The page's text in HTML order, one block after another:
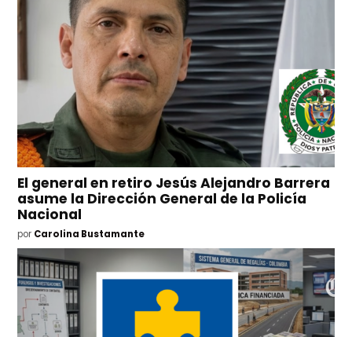
El general en retiro Jesús Alejandro Barrera
asume la Dirección General de la Policía
Nacional
por Carolina Bustamante